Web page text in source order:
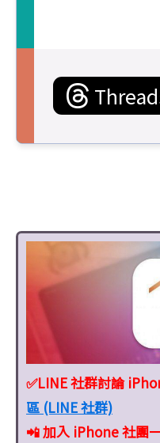
✅LINE 社群討論
區 (LINE 社群)
📲 加入 iPhone 社團